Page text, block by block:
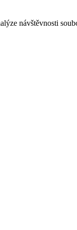
návštěvnosti